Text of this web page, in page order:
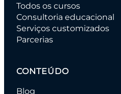
Todos os cursos
Consultoria educacional
Serviços customizados
Parcerias
CONTEÚDO
Blog